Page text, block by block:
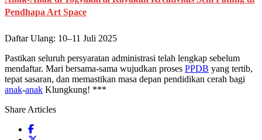
Pendhapa Art Space
Daftar Ulang: 10–11 Juli 2025
Pastikan seluruh persyaratan administrasi telah lengkap sebelum
mendaftar. Mari bersama-sama wujudkan proses PPDB yang tertib,
tepat sasaran, dan memastikan masa depan pendidikan cerah bagi
anak-anak Klungkung! ***
Share Articles